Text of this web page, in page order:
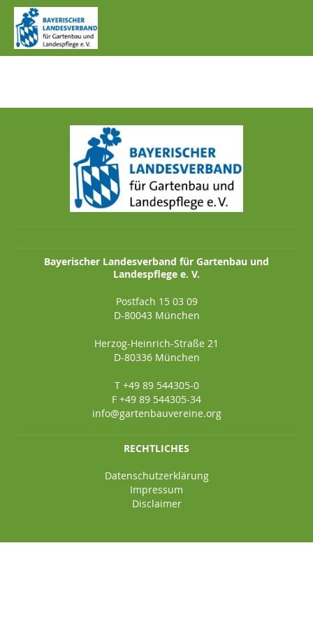
IMG_0473.JPG
Bayerischer Landesverband für Gartenbau und
Landespflege e. V.
Postfach 15 03 09
D-80043 München
Herzog-Heinrich-Straße 21
D-80336 München
T +49 89 544305-0
F +49 89 544305-34
info@gartenbauvereine.org
RECHTLICHES
Datenschutzerklärung
Impressum
Disclaimer